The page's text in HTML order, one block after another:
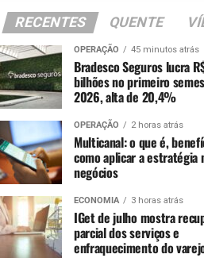
RECENTES QUENTE
OPERAÇÃO 45 minutos atrás
Bradesco Seguros lucra
bilhões no primeiro
2026, alta de 20,4%
OPERAÇÃO 2 horas atrás
Multicanal: o que é,
como aplicar a estratégia
negócios
ECONOMIA 3 horas atrás
IGet de julho mostra
parcial dos serviços e
enfraquecimento do